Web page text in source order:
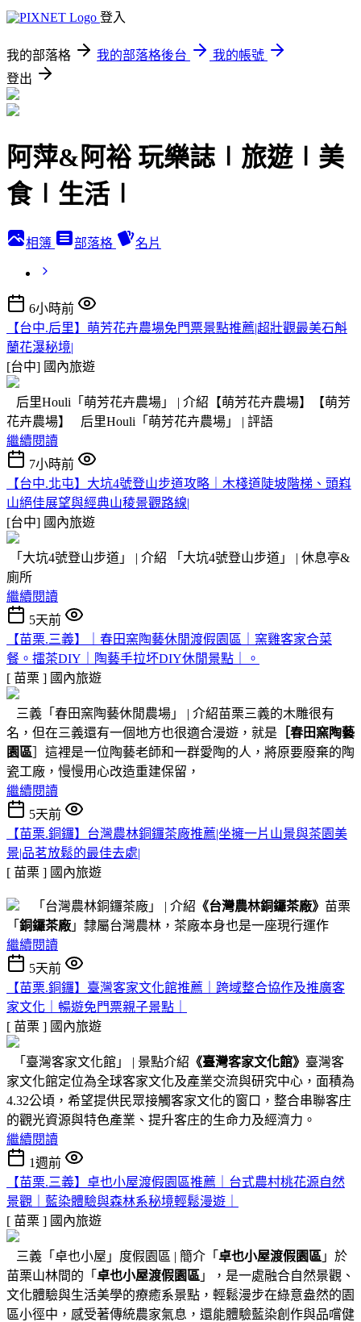
登入
我的部落格 我的部落格後台
我的帳號
登出
阿萍&阿裕 玩樂誌∣旅遊∣美
食∣生活∣
相簿 部落格 名片
6小時前
【台中.后里】萌芳花卉農場免門票景點推薦|超壯觀最美石斛
蘭花瀑秘境|
[台中] 國內旅遊
后里Houli「萌芳花卉農場」 | 介紹【萌芳花卉農場】【萌芳
花卉農場】 后里Houli「萌芳花卉農場」 | 評語
繼續閱讀
7小時前
【台中.北屯】大坑4號登山步道攻略｜木棧道陡坡階梯、頭嵙
山絕佳展望與經典山稜景觀路線|
[台中] 國內旅遊
「大坑4號登山步道」 | 介紹 「大坑4號登山步道」 | 休息亭&
廁所
繼續閱讀
5天前
【苗栗.三義】｜春田窯陶藝休閒渡假園區｜窯雞客家合菜
餐。擂茶DIY｜陶藝手拉坏DIY休閒景點｜。
[ 苗栗 ] 國內旅遊
三義「春田窯陶藝休閒農場」 | 介紹苗栗三義的木雕很有
名，但在三義還有一個地方也很適合漫遊，就是 ［春田窯陶藝
園區 ］這裡是一位陶藝老師和一群愛陶的人，將原要廢棄的陶
瓷工廠，慢慢用心改造重建保留，
繼續閱讀
5天前
【苗栗.銅鑼】台灣農林銅鑼茶廠推薦|坐擁一片山景與茶園美
景|品茗放鬆的最佳去處|
[ 苗栗 ] 國內旅遊
「台灣農林銅鑼茶廠」 | 介紹 《台灣農林銅鑼茶廠》 苗栗
「 銅鑼茶廠 」隸屬台灣農林，茶廠本身也是一座現行運作
繼續閱讀
5天前
【苗栗.銅鑼】臺灣客家文化館推薦｜跨域整合協作及推廣客
家文化｜暢遊免門票親子景點｜
[ 苗栗 ] 國內旅遊
「臺灣客家文化館」 | 景點介紹 《臺灣客家文化館》 臺灣客
家文化館定位為全球客家文化及產業交流與研究中心，面積為
4.32公頃，希望提供民眾接觸客家文化的窗口，整合串聯客庄
的觀光資源與特色產業、提升客庄的生命力及經濟力。
繼續閱讀
1週前
【苗栗.三義】卓也小屋渡假園區推薦｜台式農村桃花源自然
景觀｜藍染體驗與森林系秘境輕鬆漫遊｜
[ 苗栗 ] 國內旅遊
三義「卓也小屋」度假園區 | 簡介「 卓也小屋渡假園區 」於
苗栗山林間的「 卓也小屋渡假園區 」，是一處融合自然景觀、
文化體驗與生活美學的療癒系景點，輕鬆漫步在綠意盎然的園
區小徑中，感受著傳統農家氣息，還能體驗藍染創作與品嚐健